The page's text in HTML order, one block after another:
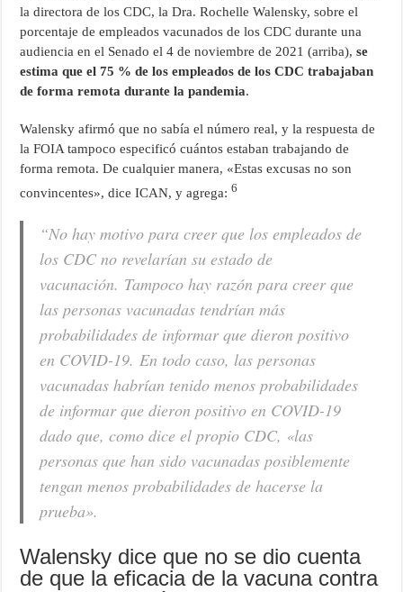
la directora de los CDC, la Dra. Rochelle Walensky, sobre el
porcentaje de empleados vacunados de los CDC durante una
audiencia en el Senado el 4 de noviembre de 2021 (arriba),se
estima que el 75 % de los empleados de los CDC trabajaban
de forma remota durante la pandemia.
Walensky afirmó que no sabía el número real, y la respuesta de
la FOIA tampoco especificó cuántos estaban trabajando de
forma remota. De cualquier manera, «Estas excusas no son
convincentes», dice ICAN, y agrega:6
“No hay motivo para creer que los empleados de
los CDC no revelarían su estado de
vacunación. Tampoco hay razón para creer que
las personas vacunadas tendrían más
probabilidades de informar que dieron positivo
en COVID-19. En todo caso, las personas
vacunadas habrían tenido menos probabilidades
de informar que dieron positivo en COVID-19
dado que, como dice el propio CDC, «las
personas que han sido vacunadas posiblemente
tengan menos probabilidades de hacerse la
prueba».
Walensky dice que no se dio cuenta
de que la eficacia de la vacuna contra